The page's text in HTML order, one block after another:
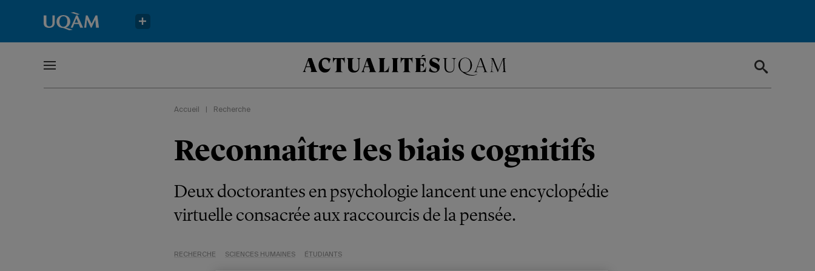
Accueil Recherche
Reconnaître les biais cognitifs
Deux doctorantes en psychologie lancent une encyclopédie
virtuelle consacrée aux raccourcis de la pensée.
RECHERCHE SCIENCES HUMAINES ÉTUDIANTS